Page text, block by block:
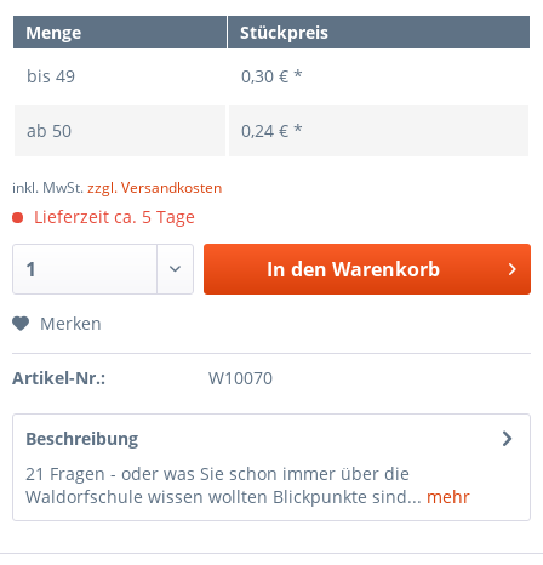
Menge
Stückpreis
bis 49 0,30 € *
ab 50 0,24 € *
inkl. MwSt.zzgl. Versandkosten
Lieferzeit ca. 5 Tage
In den Warenkorb
Merken
Artikel-Nr.: W10070
Beschreibung
21 Fragen - oder was Sie schon immer über die
Waldorfschule wissen wollten Blickpunkte sind... mehr